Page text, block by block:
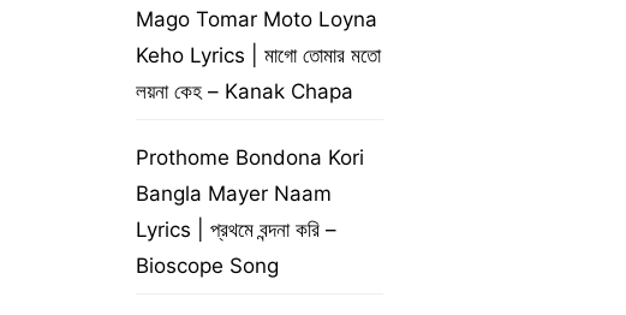
Mago Tomar Moto Loyna
Keho Lyrics | মাগো তোমার মতো
লয়না কেহ – Kanak Chapa
Prothome Bondona Kori
Bangla Mayer Naam
Lyrics | প্রথমে বন্দনা করি –
Bioscope Song